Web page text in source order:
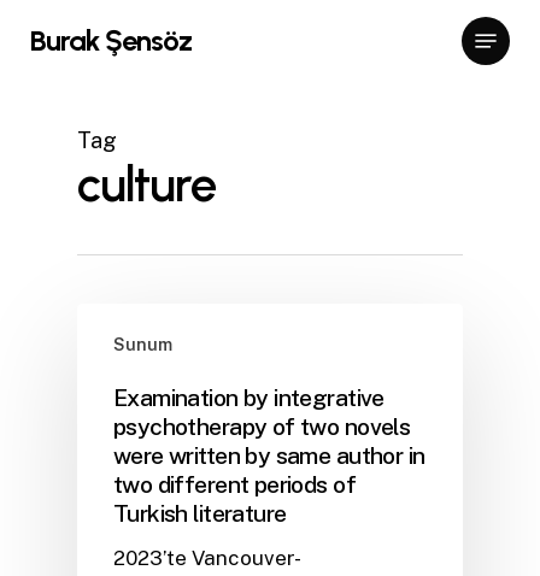
Burak Şensöz Menu
Tag
culture
Sunum
Examination by integrative
psychotherapy of two novels
were written by same author in
two different periods of
Turkish literature
2023’te Vancouver-